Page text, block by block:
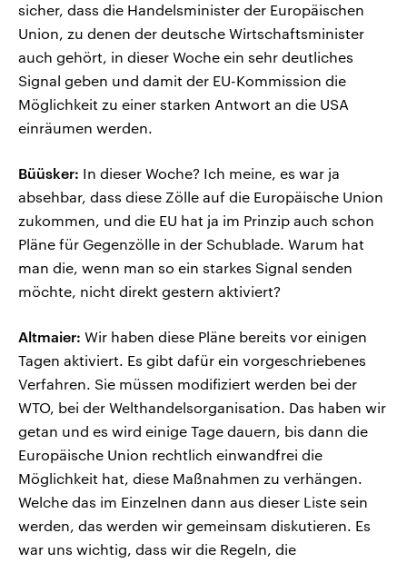
sicher, dass die Handelsminister der Europäischen
Union, zu denen der deutsche Wirtschaftsminister
auch gehört, in dieser Woche ein sehr deutliches
Signal geben und damit der EU-Kommission die
Möglichkeit zu einer starken Antwort an die USA
einräumen werden.
Büüsker: In dieser Woche? Ich meine, es war ja
absehbar, dass diese Zölle auf die Europäische Union
zukommen, und die EU hat ja im Prinzip auch schon
Pläne für Gegenzölle in der Schublade. Warum hat
man die, wenn man so ein starkes Signal senden
möchte, nicht direkt gestern aktiviert?
Altmaier: Wir haben diese Pläne bereits vor einigen
Tagen aktiviert. Es gibt dafür ein vorgeschriebenes
Verfahren. Sie müssen modifiziert werden bei der
WTO, bei der Welthandelsorganisation. Das haben wir
getan und es wird einige Tage dauern, bis dann die
Europäische Union rechtlich einwandfrei die
Möglichkeit hat, diese Maßnahmen zu verhängen.
Welche das im Einzelnen dann aus dieser Liste sein
werden, das werden wir gemeinsam diskutieren. Es
war uns wichtig, dass wir die Regeln, die